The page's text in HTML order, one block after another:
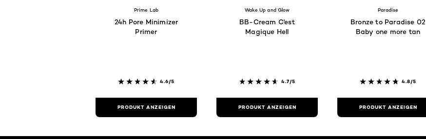
Prime Lab
24h Pore Minimizer
Primer
4.6/5
PRODUKT ANZEIGEN
Wake Up and Glow
BB-Cream C'est
Magique Hell
4.7/5
PRODUKT ANZEIGEN
Paradise
Bronze to Paradise 02
Baby one more tan
4.8/5
PRODUKT ANZEIGEN